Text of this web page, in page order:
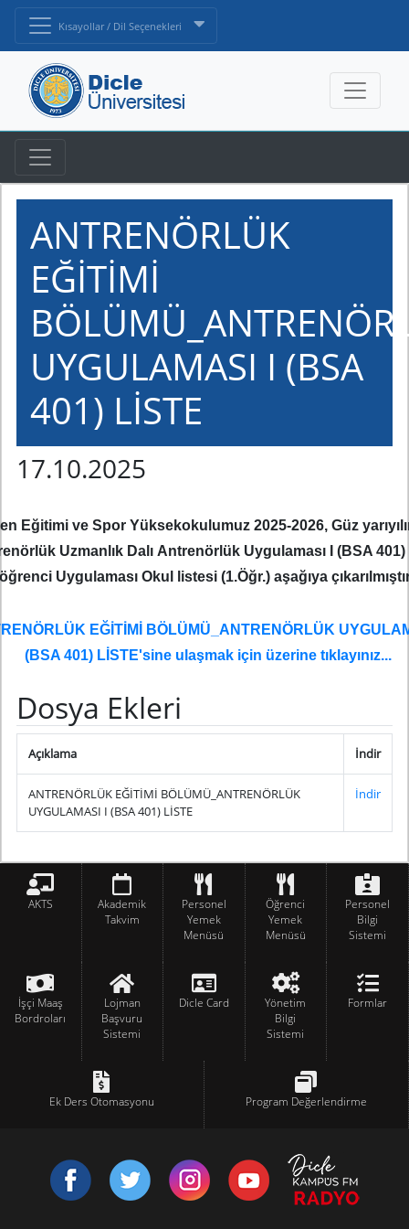
Kısayollar / Dil Seçenekleri
ANTRENÖRLÜK
EĞİTİMİ
UYGULAMASI I (BSA
401) LİSTE
17.10.2025
Eğitimi ve Spor Yüksekokulumuz 2025-2026, Güz
Uzmanlık Dalı Antrenörlük Uygulaması I (BSA
Uygulaması Okul listesi (1.Öğr.) aşağıya
EĞİTİMİ BÖLÜMÜ_ANTRENÖRLÜK
(BSA 401) LİSTE'sine ulaşmak için üzerine tıklayınız...
Dosya Ekleri
Açıklama İndir
ANTRENÖRLÜK EĞİTİMİ BÖLÜMÜ_ANTRENÖRLÜK
UYGULAMASI I (BSA 401) LİSTE
İndir
AKTS
Akademik
Takvim
Personel
Yemek
Menüsü
Öğrenci
Yemek
Menüsü
Personel
Bilgi
Sistemi
İşçi Maaş
Bordroları
Lojman
Başvuru
Sistemi
Dicle Card
Yönetim
Bilgi
Sistemi
Formlar
Ek Ders Otomasyonu Program Değerlendirme